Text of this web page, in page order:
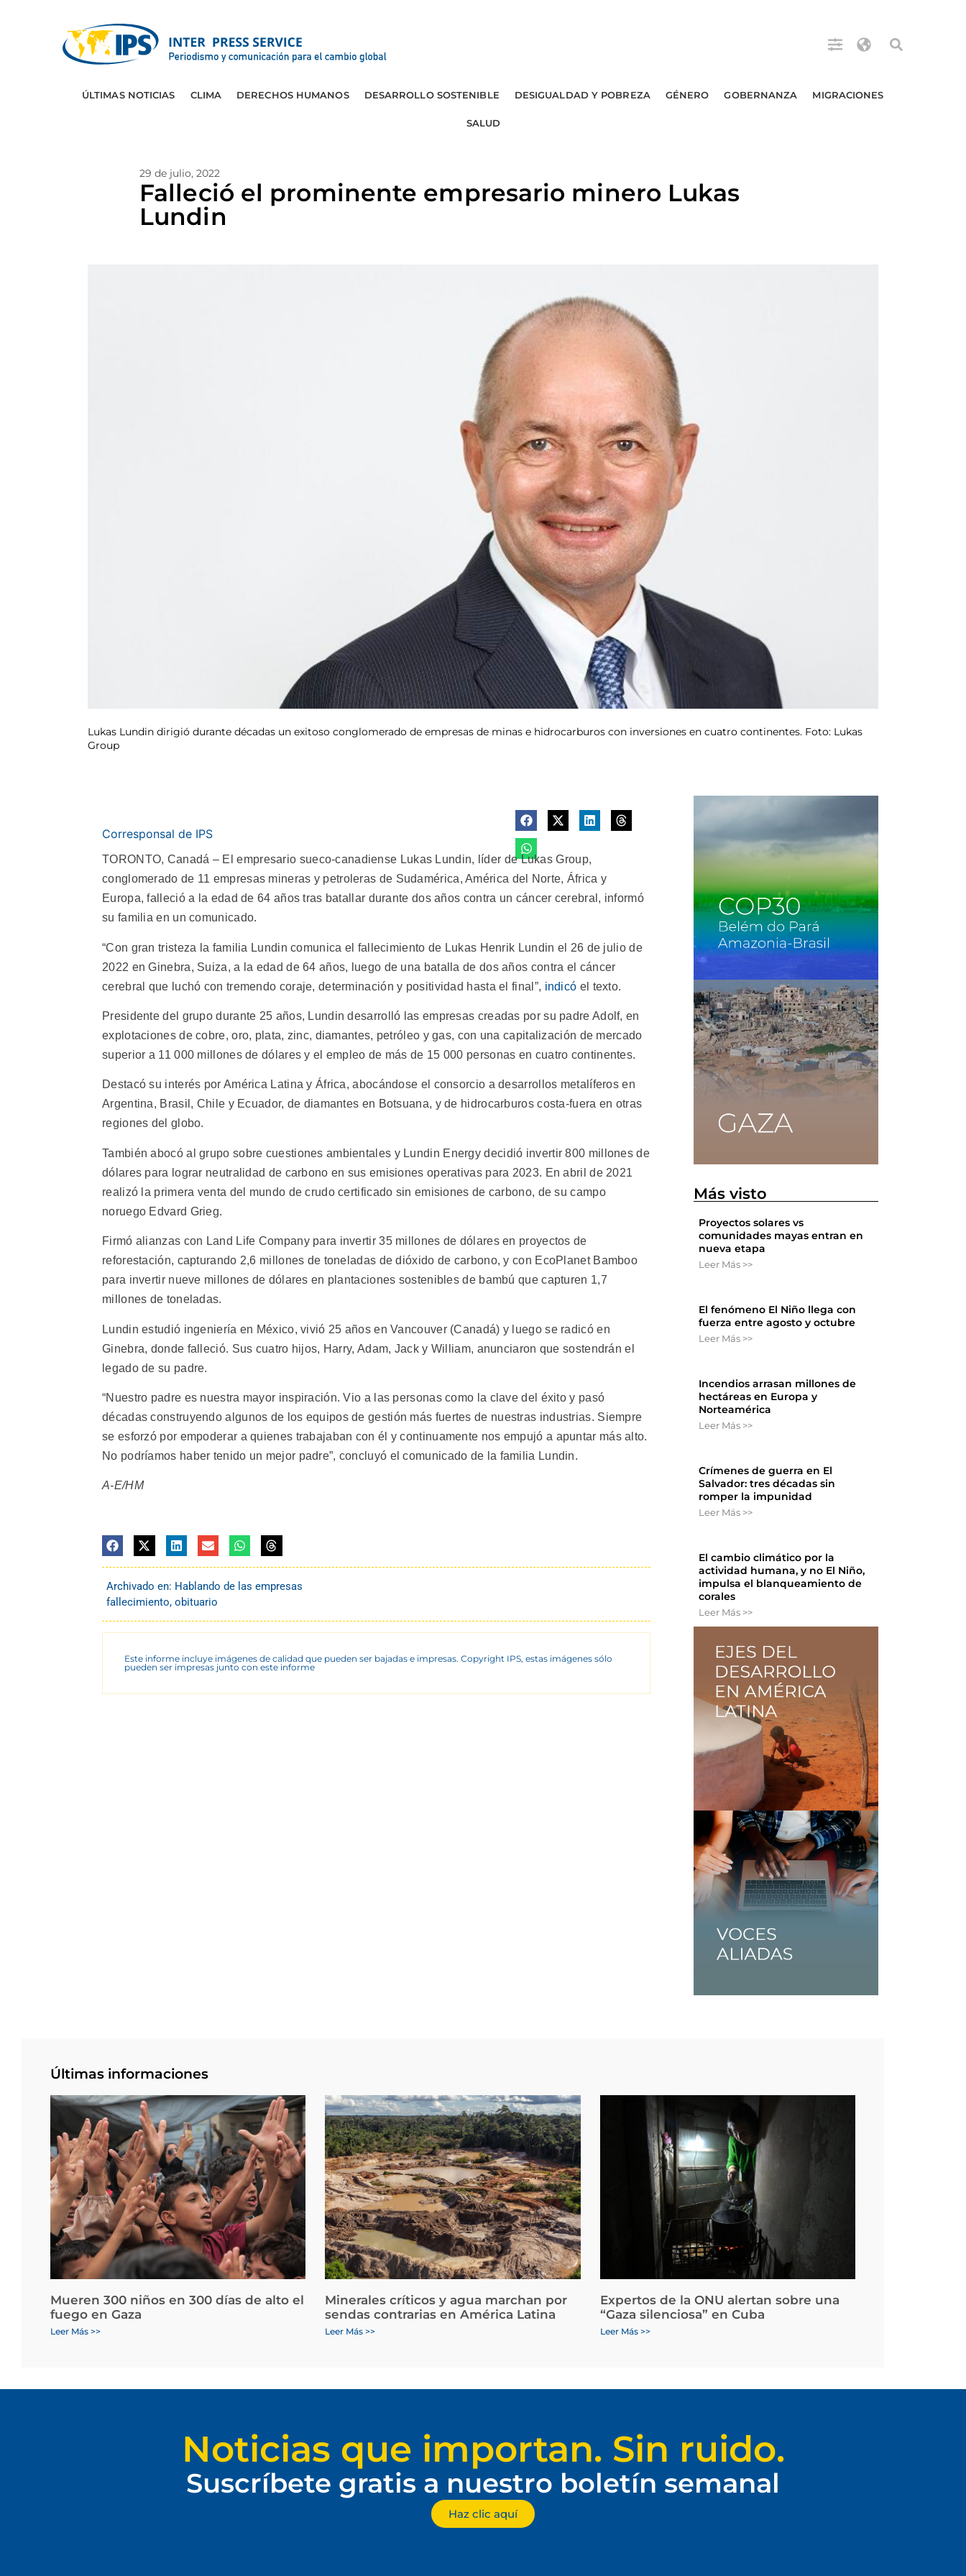
ÚLTIMAS NOTICIAS CLIMA DERECHOS HUMANOS DESARROLLO SOSTENIBLE DESIGUALDAD Y POBREZA GÉNERO GOBERNANZA MIGRACIONES
SALUD
29 de julio, 2022
Falleció el prominente empresario minero Lukas
Lundin
Lukas Lundin dirigió durante décadas un exitoso conglomerado de empresas de minas e hidrocarburos con inversiones en cuatro continentes. Foto: Lukas
Group
Corresponsal de IPS
TORONTO, Canadá – El empresario sueco-canadiense Lukas Lundin, líder de Lukas Group,
conglomerado de 11 empresas mineras y petroleras de Sudamérica, América del Norte, África y
Europa, falleció a la edad de 64 años tras batallar durante dos años contra un cáncer cerebral, informó
su familia en un comunicado.
“Con gran tristeza la familia Lundin comunica el fallecimiento de Lukas Henrik Lundin el 26 de julio de
2022 en Ginebra, Suiza, a la edad de 64 años, luego de una batalla de dos años contra el cáncer
cerebral que luchó con tremendo coraje, determinación y positividad hasta el final”, indicó el texto.
Presidente del grupo durante 25 años, Lundin desarrolló las empresas creadas por su padre Adolf, en
explotaciones de cobre, oro, plata, zinc, diamantes, petróleo y gas, con una capitalización de mercado
superior a 11 000 millones de dólares y el empleo de más de 15 000 personas en cuatro continentes.
Destacó su interés por América Latina y África, abocándose el consorcio a desarrollos metalíferos en
Argentina, Brasil, Chile y Ecuador, de diamantes en Botsuana, y de hidrocarburos costa-fuera en otras
regiones del globo.
También abocó al grupo sobre cuestiones ambientales y Lundin Energy decidió invertir 800 millones de
dólares para lograr neutralidad de carbono en sus emisiones operativas para 2023. En abril de 2021
realizó la primera venta del mundo de crudo certificado sin emisiones de carbono, de su campo
noruego Edvard Grieg.
Firmó alianzas con Land Life Company para invertir 35 millones de dólares en proyectos de
reforestación, capturando 2,6 millones de toneladas de dióxido de carbono, y con EcoPlanet Bamboo
para invertir nueve millones de dólares en plantaciones sostenibles de bambú que capturen 1,7
millones de toneladas.
Lundin estudió ingeniería en México, vivió 25 años en Vancouver (Canadá) y luego se radicó en
Ginebra, donde falleció. Sus cuatro hijos, Harry, Adam, Jack y William, anunciaron que sostendrán el
legado de su padre.
“Nuestro padre es nuestra mayor inspiración. Vio a las personas como la clave del éxito y pasó
décadas construyendo algunos de los equipos de gestión más fuertes de nuestras industrias. Siempre
se esforzó por empoderar a quienes trabajaban con él y continuamente nos empujó a apuntar más alto.
No podríamos haber tenido un mejor padre”, concluyó el comunicado de la familia Lundin.
A-E/HM
Archivado en: Hablando de las empresas
fallecimiento, obituario
Este informe incluye imágenes de calidad que pueden ser bajadas e impresas. Copyright IPS, estas imágenes sólo
pueden ser impresas junto con este informe
Más visto
Proyectos solares vs
comunidades mayas entran en
nueva etapa
Leer Más >>
El fenómeno El Niño llega con
fuerza entre agosto y octubre
Leer Más >>
Incendios arrasan millones de
hectáreas en Europa y
Norteamérica
Leer Más >>
Crímenes de guerra en El
Salvador: tres décadas sin
romper la impunidad
Leer Más >>
El cambio climático por la
actividad humana, y no El Niño,
impulsa el blanqueamiento de
corales
Leer Más >>
Últimas informaciones
Mueren 300 niños en 300 días de alto el
fuego en Gaza
Leer Más >>
Minerales críticos y agua marchan por
sendas contrarias en América Latina
Leer Más >>
Expertos de la ONU alertan sobre una
“Gaza silenciosa” en Cuba
Leer Más >>
Noticias que importan. Sin ruido.
Suscríbete gratis a nuestro boletín semanal
Haz clic aquí